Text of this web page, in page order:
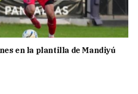
en la plantilla de Mandiyú